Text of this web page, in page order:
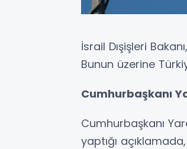
İsrail Dışişleri
Bunun üzerine
Cumhurbaşkanı
Cumhurbaşkanı
yaptığı